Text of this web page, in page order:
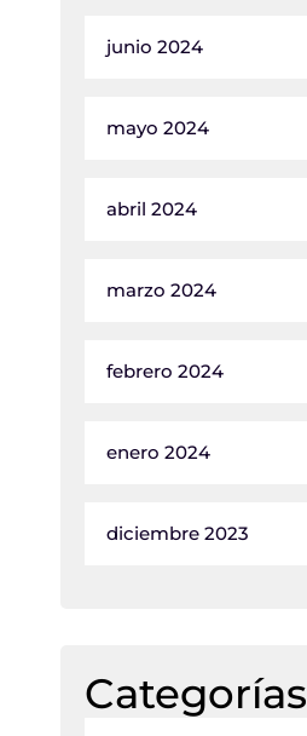
junio 2024
mayo 2024
abril 2024
marzo 2024
febrero 2024
enero 2024
diciembre 2023
Categorías